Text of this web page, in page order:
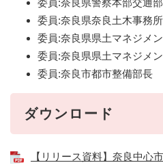
委員:奈良県奈良土木事務
委員:奈良県県土マネジメ
委員:奈良県県土マネジメ
委員:奈良市都市整備部長
ダウンロード
【リリース資料】奈良中心